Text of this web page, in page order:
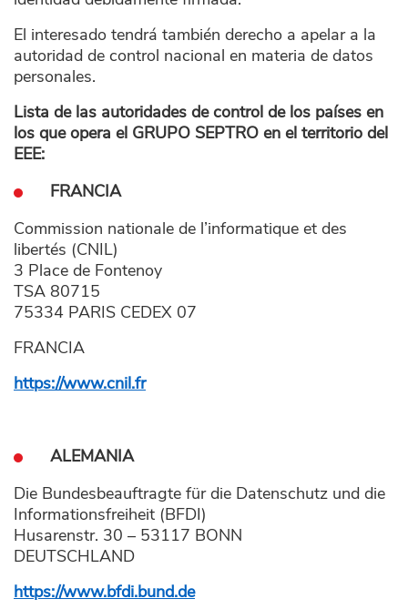
El interesado tendrá también derecho a apelar a la
autoridad de control nacional en materia de datos
personales.
Lista de las autoridades de control de los países en
los que opera el GRUPO SEPTRO en el territorio del
EEE:
FRANCIA
Commission nationale de l’informatique et des
libertés (CNIL)
3 Place de Fontenoy
TSA 80715
75334 PARIS CEDEX 07
FRANCIA
https://www.cnil.fr
ALEMANIA
Die Bundesbeauftragte für die Datenschutz und die
Informationsfreiheit (BFDI)
Husarenstr. 30 – 53117 BONN
DEUTSCHLAND
https://www.bfdi.bund.de